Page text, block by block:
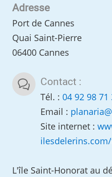
Adresse
Port de Cannes
Quai Saint-Pierre
06400 Cannes
Contact :
Tél. : 04 92 98 71
Email : planaria@
Site internet :
L'île Saint-Honorat au